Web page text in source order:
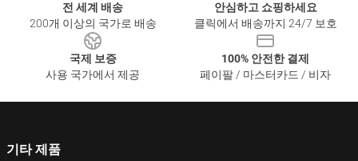
전 세계 배송
200개 이상의 국가로 배송
안심하고 쇼핑하세요
클릭에서 배송까지 24/7 보호
국제 보증
사용 국가에서 제공
100% 안전한 결제
페이팔 / 마스터카드 / 비자
기타 제품